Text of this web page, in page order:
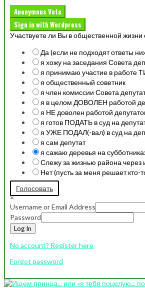
Anonymous Vote
Sign in with Wordpress
Участвуете ли Вы в общественной жизни
Да (если не подходят ответы
я хожу на заседания Совета
я принимаю участие в работе
я общественный советник
я член комиссии Совета
я в целом ДОВОЛЕН работой
я НЕ доволен работой
я готов ПОДАТЬ в суд на
я УЖЕ ПОДАЛ(-вал) в суд на
я сам депутат
я сажаю деревья на
Слежу за жизнью района через
Нет (пусть за меня решает кто-
Голосовать
×
Username or Email Address
Password
Log In
No account? Register here
Forgot password